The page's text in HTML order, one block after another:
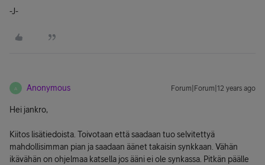
-J-
A Anonymous Forum|Forum|12 years ago
Hei jankro,
Kiitos lisätiedoista. Toivotaan että saadaan tuo selvitettyä
mahdollisimman pian ja saadaan äänet takaisin synkkaan. Vähän
ikävähän on ohjelmaa katsella jos ääni ei ole synkassa. Pitkän päälle